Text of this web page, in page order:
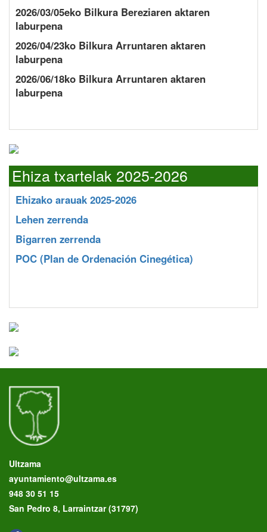
2026/03/05eko Bilkura Bereziaren aktaren
laburpena
2026/04/23ko Bilkura Arruntaren aktaren
laburpena
2026/06/18ko Bilkura Arruntaren aktaren
laburpena
Ehiza txartelak 2025-2026
Ehizako arauak 2025-2026
Lehen zerrenda
Bigarren zerrenda
POC (Plan de Ordenación Cinegética)
Ultzama
ayuntamiento@ultzama.es
948 30 51 15
San Pedro 8, Larraintzar (31797)